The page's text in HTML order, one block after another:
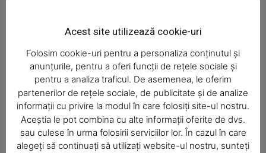
SUBSCRIBE NOW
Realitatea Media – ziar local pentru județul Neamț,
verificate și reportaje locale.
Economic
Acasă
Acest site utilizează cookie-uri
Folosim cookie-uri pentru a personaliza conținutul și
anunțurile, pentru a oferi funcții de rețele sociale și
pentru a analiza traficul. De asemenea, le oferim
partenerilor de rețele sociale, de publicitate și de analize
informații cu privire la modul în care folosiți site-ul nostru.
Aceștia le pot combina cu alte informații oferite de dvs.
sau culese în urma folosirii serviciilor lor. În cazul în care
alegeți să continuați să utilizați website-ul nostru, sunteți